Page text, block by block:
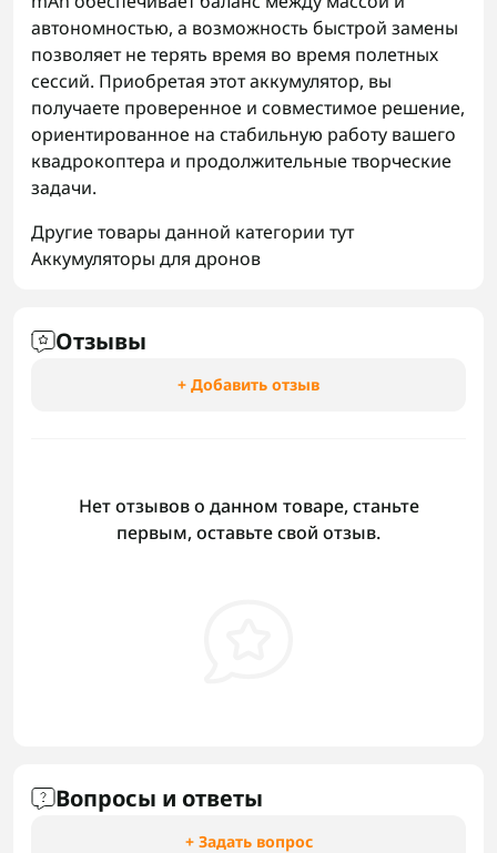
автономностью, а возможность быстрой замены
позволяет не терять время во время полетных
сессий. Приобретая этот аккумулятор, вы
получаете проверенное и совместимое решение,
ориентированное на стабильную работу вашего
квадрокоптера и продолжительные творческие
задачи.
Другие товары данной категории тут
Аккумуляторы для дронов
Отзывы
+ Добавить отзыв
Нет отзывов о данном товаре, станьте
первым, оставьте свой отзыв.
Вопросы и ответы
+ Задать вопрос